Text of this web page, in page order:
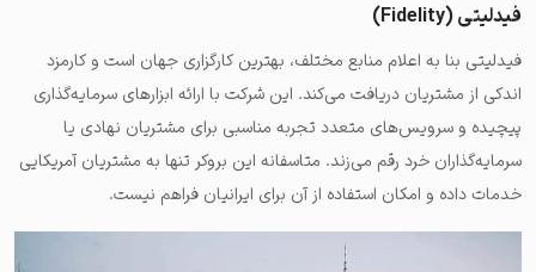
فیدلیتی (Fidelity)
فیدلیتی بنا به اعلام منابع مختلف، بهترین کارگزاری جهان است و کارمزد
اندکی از مشتریان دریافت می‌کند. این شرکت با ارائه ابزارهای سرمایه‌گذاری
پیچیده و سرویس‌های متعدد تجربه مناسبی برای مشتریان نهادی یا
سرمایه‌گذاران خرد رقم می‌زند. متاسفانه این بروکر تنها به مشتریان آمریکایی
خدمات داده و امکان استفاده از آن برای ایرانیان فراهم نیست.